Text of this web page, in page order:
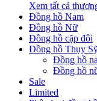
Xem tất cả
Đồng hồ Nam
Đồng hồ Nữ
Đồng hồ cặp đôi
Đồng hồ Thụy
Đồng hồ
Đồng hồ
Sale
Limited